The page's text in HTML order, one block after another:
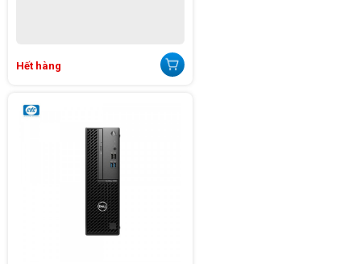
Hết hàng